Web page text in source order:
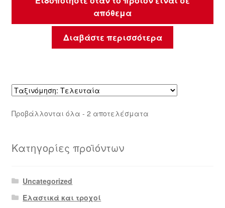
απόθεμα
Διαβάστε περισσότερα
Προβάλλονται όλα - 2 αποτελέσματαSorted
Κατηγορίες προϊόντων
Uncategorized
Ελαστικά και τροχοί